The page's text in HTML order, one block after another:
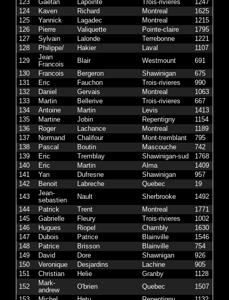
123
Gaetan Lapointe Trois-rivieres 1247
124
Kaven Richard Montreal 1625
125
Yannick Lagadec Montreal 1215
126
Pierre Valiquette Pointe-claire 1795
127
Sylvain Lalonde Terrebonne 1221
128
Philippe/ Hakier Laval 1107
129
Jean
Francois
Blair Westmount 691
130
Francois Bergeron Shawinigan 675
131
Eric Fauchon Trois-rivieres 990
132
Daniel Gervais Montreal 1063
133
Martin Bellerive Trois-rivieres 667
134
Antoine Martin Levis 1413
135
Martine Jobin Repentigny 1154
136
Roger Lachance Montreal 1189
137
Normand Chalifour Mont-tremblant 795
138
Pascal Boutin Mascouche 742
139
Eric Tremblay Shawinigan-sud 1768
140
Eric Martin Alma 1409
141
Yan Dufresne Shawinigan 957
142
Benoit Labreche Quebec 19
143
Jean-
sebastien
Nault Sherbrooke 1492
144
Patrick Trent Montreal 1771
145
Gabrielle Fleury Trois-rivieres 1002
146
Hugues Riopel Chambly 1630
147
Dubois Patrice Blainville 1546
148
Patrice Brisson Blainville 754
149
David Dore Shawnigan 926
150
Veronique Desjardins Lachine 905
151
Christian Helie Granby 1128
152
Mark-
andrew
O'brien Quebec 1507